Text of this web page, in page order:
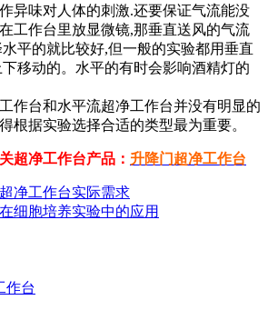
异味对人体的刺激.还要保证气流能没
工作台里放显微镜,那垂直送风的气流
平的就比较好,但一般的实验都用垂直
移动的。水平的有时会影响酒精灯的
作台和水平流超净工作台并没有明显的
根据实验选择合适的类型最为重要。
超净工作台产品： 升降门超净工作台
净工作台实际需求
细胞培养实验中的应用